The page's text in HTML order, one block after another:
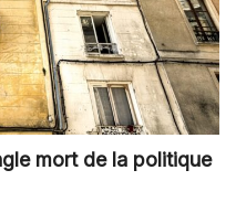
mort de la politique